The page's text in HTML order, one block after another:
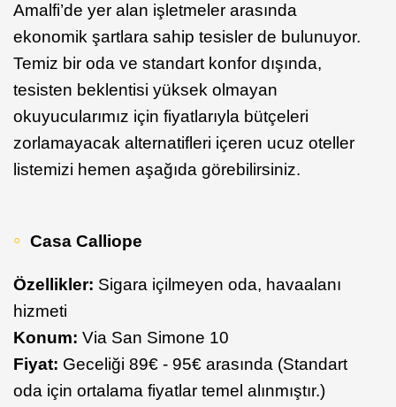
Amalfi’de yer alan işletmeler arasında
ekonomik şartlara sahip tesisler de bulunuyor.
Temiz bir oda ve standart konfor dışında,
tesisten beklentisi yüksek olmayan
okuyucularımız için fiyatlarıyla bütçeleri
zorlamayacak alternatifleri içeren ucuz oteller
listemizi hemen aşağıda görebilirsiniz.
Casa Calliope
Özellikler: Sigara içilmeyen oda, havaalanı
hizmeti
Konum: Via San Simone 10
Fiyat: Geceliği 89€ - 95€ arasında (Standart
oda için ortalama fiyatlar temel alınmıştır.)